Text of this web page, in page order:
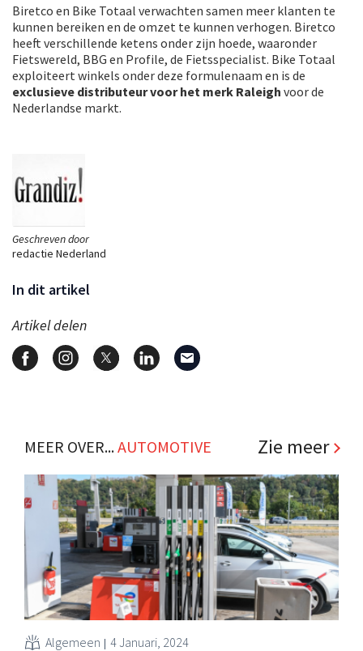
Geschreven door
redactie Nederland
In dit artikel
Artikel delen
Biretco en Bike Totaal verwachten samen meer klanten te
kunnen bereiken en de omzet te kunnen verhogen. Biretco
heeft verschillende ketens onder zijn hoede, waaronder
Fietswereld, BBG en Profile, de Fietsspecialist. Bike Totaal
exploiteert winkels onder deze formulenaam en is de
exclusieve distributeur voor het merk Raleigh voor de
Nederlandse markt.
MEER OVER...AUTOMOTIVE Zie meer
Algemeen 4 Januari, 2024